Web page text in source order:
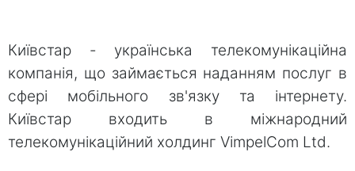
Київстар - українська телекомунікаційна
компанія, що займається наданням послуг в
сфері мобільного зв'язку та інтернету.
Київстар входить в міжнародний
телекомунікаційний холдинг VimpelCom Ltd.